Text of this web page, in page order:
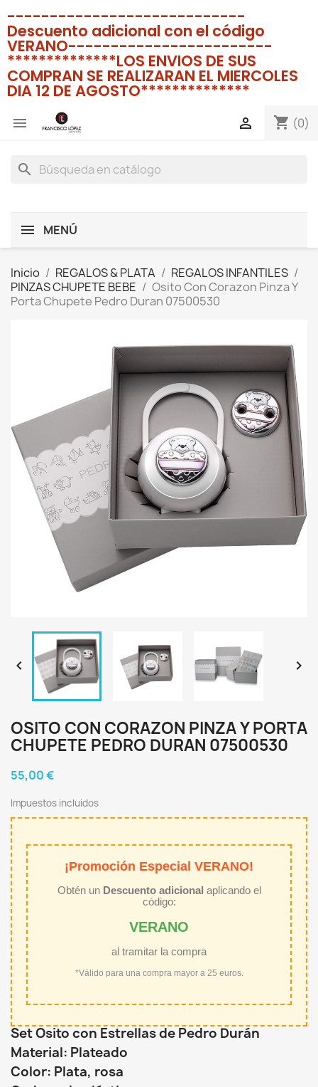
----------------------------
Descuento adicional con el código
VERANO------------------------
**************LOS ENVIOS DE SUS
COMPRAN SE REALIZARAN EL MIERCOLES
DIA 12 DE AGOSTO**************
 shopping_cart (0)

search
MENÚ
Inicio REGALOS & PLATA
REGALOS INFANTILES
PINZAS CHUPETE BEBE
Osito Con Corazon Pinza Y
Porta Chupete Pedro Duran 07500530
 
OSITO CON CORAZON PINZA Y PORTA
CHUPETE PEDRO DURAN 07500530
55,00 €
Impuestos incluidos
¡Promoción Especial VERANO!
Obtén un Descuento adicional aplicando el
código:
VERANO
al tramitar la compra
*Válido para una compra mayor a 25 euros.
Set Osito con Estrellas de Pedro Durán
Material: Plateado
Color: Plata, rosa